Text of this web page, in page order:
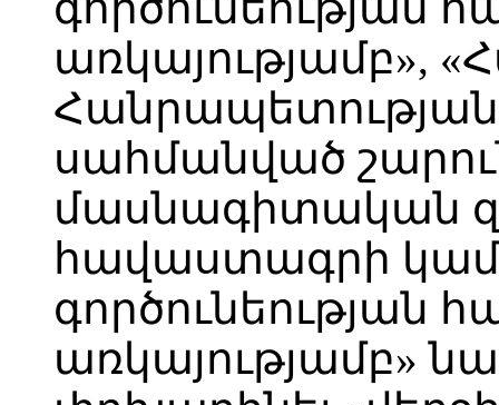
առկայությամբ»,
Հանրապետության
սահմանված
մասնագիտական
հավաստագրի
գործունեության
առկայությամբ»